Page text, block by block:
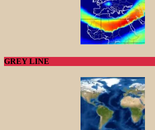
GREY LINE